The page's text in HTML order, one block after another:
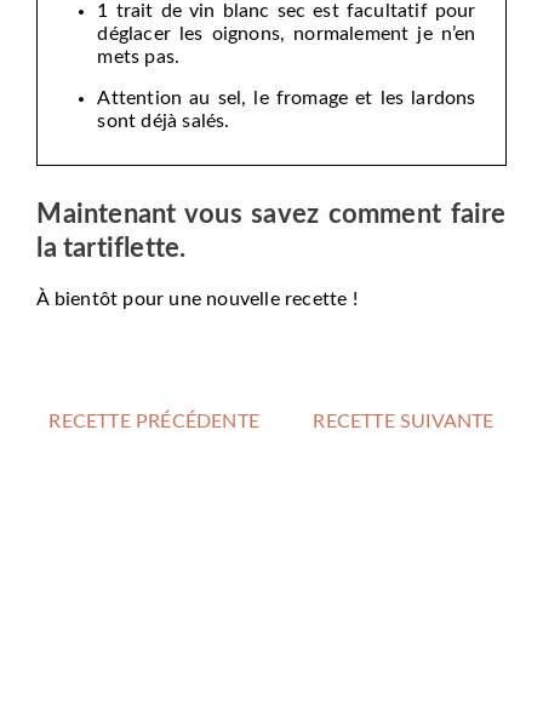
1 trait de vin blanc sec est facultatif pour
déglacer les oignons, normalement je n’en
mets pas.
Attention au sel, le fromage et les lardons
sont déjà salés.
Maintenant vous savez comment faire
la tartiflette.
À bientôt pour une nouvelle recette !
RECETTE PRÉCÉDENTE RECETTE SUIVANTE